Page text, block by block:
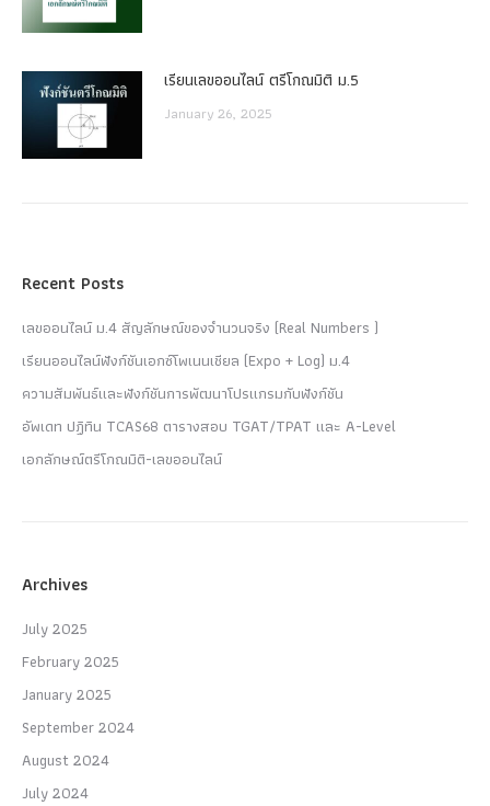
เรียนเลขออนไลน์ ตรีโกณมิติ ม.5
January 26, 2025
Recent Posts
เลขออนไลน์ ม.4 สัญลักษณ์ของจำนวนจริง (Real Numbers )
เรียนออนไลน์ฟังก์ชันเอกซ์โพเนนเชียล (Expo + Log) ม.4
ความสัมพันธ์และฟังก์ชันการพัฒนาโปรแกรมกับฟังก์ชัน
อัพเดท ปฏิทิน TCAS68 ตารางสอบ TGAT/TPAT และ A-Level
เอกลักษณ์ตรีโกณมิติ-เลขออนไลน์
Archives
July 2025
February 2025
January 2025
September 2024
August 2024
July 2024